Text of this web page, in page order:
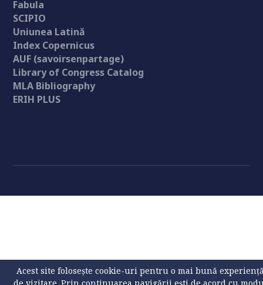
Fabula
SCIPIO
Uniunea Latină
Index Copernicus
AUF (savoirsenpartage)
Library of Congress Catalog
MLA Bibliography
ERIH PLUS
Acest site folosește cookie-uri pentru o mai bună